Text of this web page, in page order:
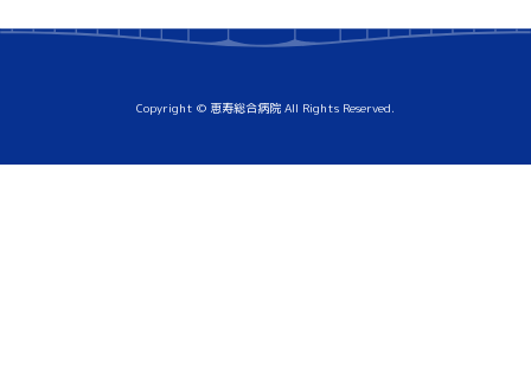
Copyright © 恵寿総合病院 All Rights Reserved.